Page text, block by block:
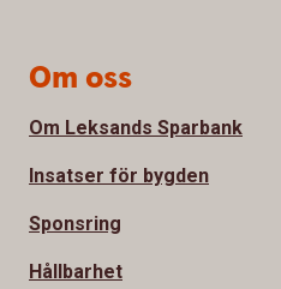
Om oss
Om Leksands Sparbank
Insatser för bygden
Sponsring
Hållbarhet